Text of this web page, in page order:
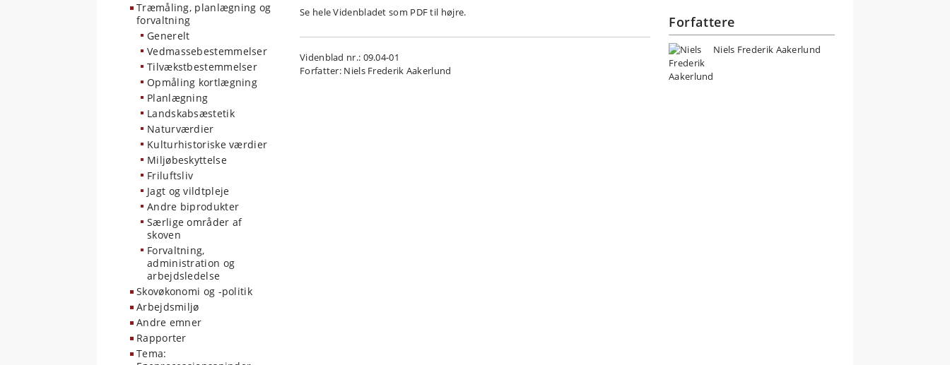
Træmåling, planlægning og
forvaltning
Generelt
Vedmassebestemmelser
Tilvækstbestemmelser
Opmåling kortlægning
Planlægning
Landskabsæstetik
Naturværdier
Kulturhistoriske værdier
Miljøbeskyttelse
Friluftsliv
Jagt og vildtpleje
Andre biprodukter
Særlige områder af
skoven
Forvaltning,
administration og
arbejdsledelse
Skovøkonomi og -politik
Arbejdsmiljø
Andre emner
Rapporter
Tema:
Se hele Videnbladet som PDF til højre.
Videnblad nr.: 09.04-01
Forfatter: Niels Frederik Aakerlund
Forfattere
Niels Frederik Aakerlund